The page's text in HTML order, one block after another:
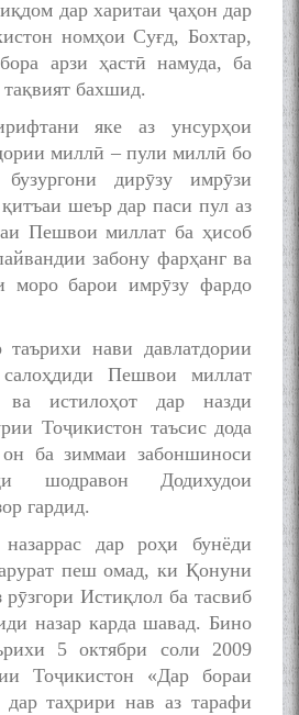
дар харитаи ҷаҳон дар
номҳои Суғд, Бохтар,
арзи ҳастӣ намуда, ба
бахшид.
яке аз унсурҳои
миллӣ – пули миллӣ бо
дирӯзу имрӯзи
шеър дар паси пул аз
Пешвои миллат ба ҳисоб
забону фарҳанг ва
моро барои имрӯзу фардо
таърихи нави давлатдории
Пешвои миллат
ва истилоҳот дар назди
Тоҷикистон таъсис дода
ба зиммаи забоншиноси
шодравон Додихудои
гардид.
дар роҳи бунёди
пеш омад, ки Қонуни
рӯзгори Истиқлол ба тасвиб
назар карда шавад. Бино
5 октябри соли 2009
Тоҷикистон «Дар бораи
дар таҳрири нав аз тарафи